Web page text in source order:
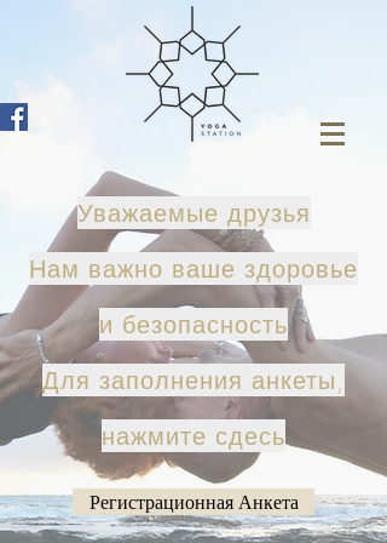
Уважаемые друзья
Нам важно ваше здоровье
и безопасность
Для заполнения анкеты,
нажмите сдесь
Регистрационная Анкета